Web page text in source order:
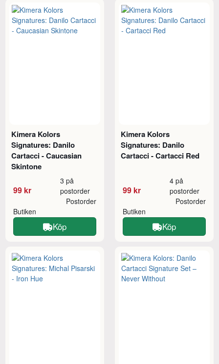
Kimera Kolors
Signatures: Danilo
Cartacci - Caucasian
Skintone
99 kr
3 på
postorder
Butiken
Postorder
Köp
Kimera Kolors
Signatures: Danilo
Cartacci - Cartacci Red
99 kr
4 på
postorder
Butiken
Postorder
Köp